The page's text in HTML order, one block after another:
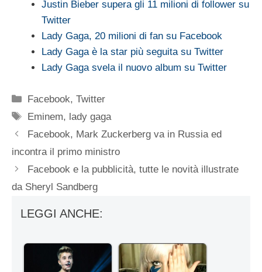
Justin Bieber supera gli 11 milioni di follower su
Twitter
Lady Gaga, 20 milioni di fan su Facebook
Lady Gaga è la star più seguita su Twitter
Lady Gaga svela il nuovo album su Twitter
Categorie
Facebook,Twitter
Tag
Eminem, lady gaga
Facebook, Mark Zuckerberg va in Russia ed
incontra il primo ministro
Facebook e la pubblicità, tutte le novità illustrate
da Sheryl Sandberg
LEGGI ANCHE: